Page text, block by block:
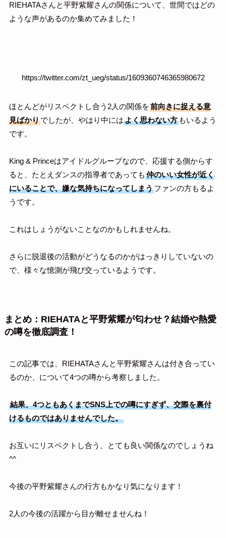
RIEHATAさんと平野紫耀さんの関係について、世間ではどの
ような声があるのか集めてみました！
https://twitter.com/zt_ueg/status/1609360746365980672
ほとんどがリスペクトし合う2人の関係を前向きに捉える意
見ばかりでしたが、やはり中にはよく思わない方もいるよう
です。
King & Princeはアイドルグループなので、応援する側からす
ると、たとえダンスの指導者であっても 仲のいい女性が近く
にいることで、嫌な気持ちになってしまうファンの方もるよ
うです。
これはしょうがないことなのかもしれませんね。
さらに脱退後の活動がどうなるのかがはっきりしていないの
で、様々な憶測が飛び交っているようです。
まとめ：RIEHATAと平野紫耀が匂わせ？結婚や熱愛
の噂を徹底調査！
この記事では、RIEHATAさんと平野紫耀さんは付き合ってい
るのか、について4つの噂から考察しました。
結果、4つともあくまでSNS上での噂にすぎず、交際を裏付
けるものではありませんでした。
お互いにリスペクトし合う、とても良い関係なのでしょうね
^^
今後の平野紫耀さんの行方もかなり気になります！
2人の今後の活躍から目が離せませんね！